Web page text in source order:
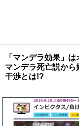
「マンデラ効果」
マンデラ死亡説から
干渉とは!?